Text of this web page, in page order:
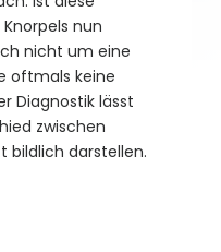
nun
nicht um eine
oftmals keine
Diagnostik lässt
zwischen
bildlich darstellen.